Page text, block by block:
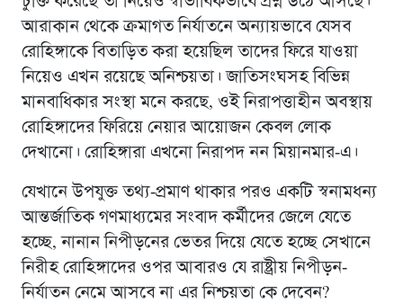
আরাকান থেকে ক্রমাগত নির্যাতনে অন্যায়ভাবে যেসব
রোহিঙ্গাকে বিতাড়িত করা হয়েছিল তাদের ফিরে যাওয়া
নিয়েও এখন রয়েছে অনিশ্চয়তা। জাতিসংঘসহ বিভিন্ন
মানবাধিকার সংস্থা মনে করছে, ওই নিরাপত্তাহীন অবস্থায়
রোহিঙ্গাদের ফিরিয়ে নেয়ার আয়োজন কেবল লোক
দেখানো। রোহিঙ্গারা এখনাে নিরাপদ নন মিয়ানমার-এ।
যেখানে উপযুক্ত তথ্য-প্রমাণ থাকার পরও একটি স্বনামধন্য
আন্তর্জাতিক গণমাধ্যমের সংবাদ কর্মীদের জেলে যেতে
হচ্ছে, নানান নিপীড়নের ভেতর দিয়ে যেতে হচ্ছে সেখানে
নিরীহ রোহিঙ্গাদের ওপর আবারও যে রাষ্ট্রীয় নিপীড়ন-
নির্যাতন নেমে আসবে না এর নিশ্চয়তা কে দেবেন?